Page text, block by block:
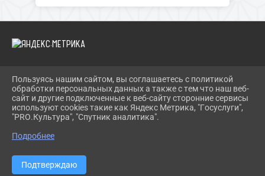
2026 Г. BIBLIOYAIVA.RU
ВХОД
КАРТА САЙТА
ПОЛИТИКА ОБРАБОТКИ ПЕРСОНАЛЬНЫХ ДАННЫХ
СДЕЛАНО НА KUBCMS
Пользуясь нашим сайтом, вы соглашаетесь с политикой
обработки персональных данных а также с тем что наш веб-
сайт и другие подключенные к веб-сайту сторонние сервисы
используют cookies такие как Яндекс Метрика, "Госуслуги",
"PRO.Культура", "Спутник аналитика".
Подробнее
Подтверждаю